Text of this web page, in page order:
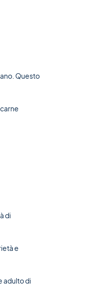
Questo
di
e
adulto di